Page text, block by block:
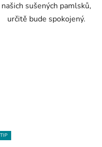
našich sušených pamlsků,
určitě bude spokojený.
TIP